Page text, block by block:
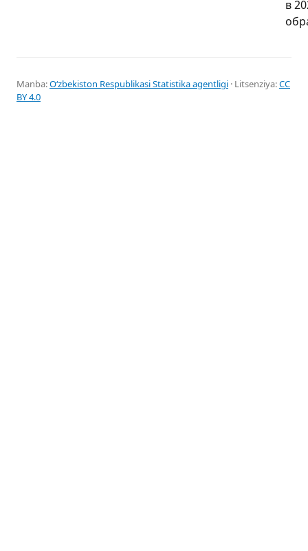
в
Manba:Oʻzbekiston Respublikasi Statistika agentligi · Litsenziya:CC
BY 4.0